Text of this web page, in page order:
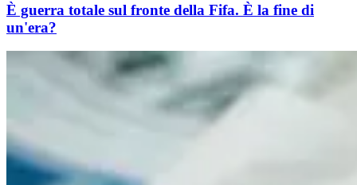
È guerra totale sul fronte della Fifa. È la fine di
un'era?